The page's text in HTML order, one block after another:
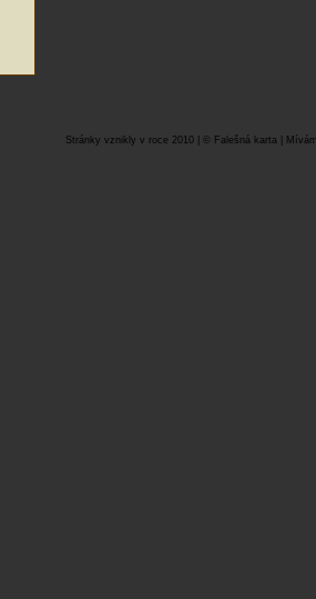
Stránky vznikly v roce 2010 | © Falešná karta |